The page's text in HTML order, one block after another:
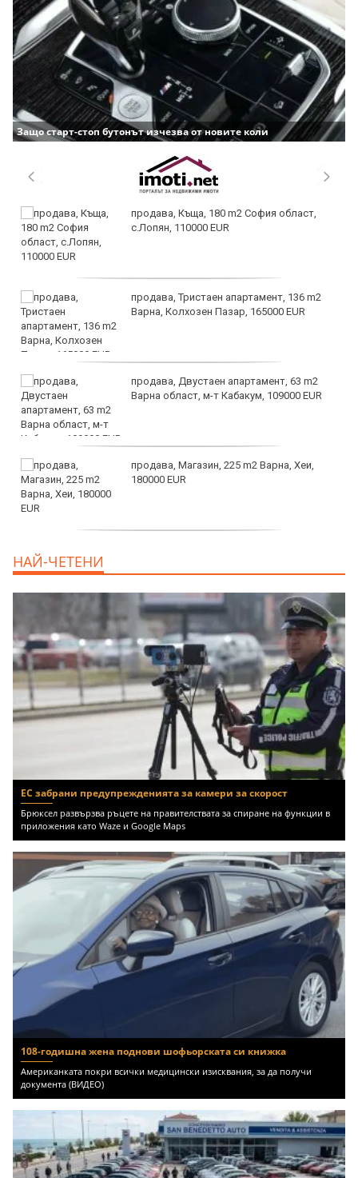
Защо старт-стоп бутонът изчезва от новите коли
продава, Къща, 180 m2 София област,
с.Лопян, 110000 EUR
продава, Тристаен апартамент, 136 m2
Варна, Колхозен Пазар, 165000 EUR
продава, Двустаен апартамент, 63 m2
Варна област, м-т Кабакум, 109000 EUR
продава, Магазин, 225 m2 Варна, Хеи,
180000 EUR
НАЙ-ЧЕТЕНИ
ЕС забрани предупрежденията за камери за скорост
Брюксел развързва ръцете на правителствата за спиране на функции в
приложения като Waze и Google Maps
108-годишна жена поднови шофьорската си книжка
Американката покри всички медицински изисквания, за да получи
документа (ВИДЕО)